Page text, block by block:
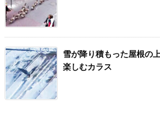
雪が降り積もった屋根の
楽しむカラス